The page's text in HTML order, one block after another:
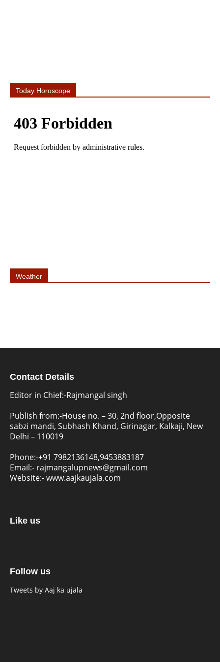
Today Horoscope
Weather
Contact Details
Editor in Chief:-Rajmangal singh
Publish from:-House no. – 30, 2nd floor,Opposite
sabzi mandi, Subhash Khand, Girinagar, Kalkaji, New
Delhi – 110019
Phone:-+91 7982136148,9453883187
Email:- rajmangalupnews@gmail.com
Website:-www.aajkaujala.com
Like us
Follow us
Tweets by Aaj ka ujala